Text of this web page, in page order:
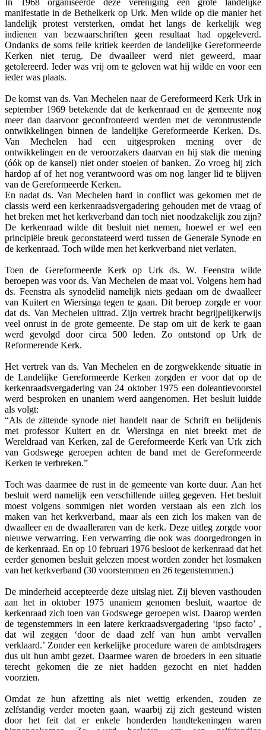
manifestatie in de Bethelkerk op Urk. Men wilde op die manier het
landelijk protest versterken, omdat het langs de kerkelijk weg
indienen van bezwaarschriften geen resultaat had opgeleverd.
Ondanks de soms felle kritiek keerden de landelijke Gereformeerde
Kerken niet terug. De dwaalleer werd niet geweerd, maar
getolereerd. Ieder was vrij om te geloven wat hij wilde en voor een
ieder was plaats.
De komst van ds. Van Mechelen naar de Gereformeerd Kerk Urk in
september 1969 betekende dat de kerkenraad en de gemeente nog
meer dan daarvoor geconfronteerd werden met de verontrustende
ontwikkelingen binnen de landelijke Gereformeerde Kerken. Ds.
Van Mechelen had een uitgesproken mening over de
ontwikkelingen en de veroorzakers daarvan en hij stak die mening
(óók op de kansel) niet onder stoelen of banken. Zo vroeg hij zich
hardop af of het nog verantwoord was om nog langer lid te blijven
van de Gereformeerde Kerken.
En nadat ds. Van Mechelen hard in conflict was gekomen met de
classis werd een kerkenraadsvergadering gehouden met de vraag of
het breken met het kerkverband dan toch niet noodzakelijk zou zijn?
De kerkenraad wilde dit besluit niet nemen, hoewel er wel een
principiële breuk geconstateerd werd tussen de Generale Synode en
de kerkenraad. Toch wilde men het kerkverband niet verlaten.
Toen de Gereformeerde Kerk op Urk ds. W. Feenstra wilde
beroepen was voor ds. Van Mechelen de maat vol. Volgens hem had
ds. Feenstra als synodelid namelijk niets gedaan om de dwaalleer
van Kuitert en Wiersinga tegen te gaan. Dit beroep zorgde er voor
dat ds. Van Mechelen uittrad. Zijn vertrek bracht begrijpelijkerwijs
veel onrust in de grote gemeente. De stap om uit de kerk te gaan
werd gevolgd door circa 500 leden. Zo ontstond op Urk de
Reformerende Kerk.
Het vertrek van ds. Van Mechelen en de zorgwekkende situatie in
de Landelijke Gereformeerde Kerken zorgden er voor dat op de
kerkenraadsvergadering van 24 oktober 1975 een doleantievoorstel
werd besproken en unaniem werd aangenomen. Het besluit luidde
als volgt:
“Als de zittende synode niet handelt naar de Schrift en belijdenis
met professor Kuitert en dr. Wiersinga en niet breekt met de
Wereldraad van Kerken, zal de Gereformeerde Kerk van Urk zich
van Godswege geroepen achten de band met de Gereformeerde
Kerken te verbreken.”
Toch was daarmee de rust in de gemeente van korte duur. Aan het
besluit werd namelijk een verschillende uitleg gegeven. Het besluit
moest volgens sommigen niet worden verstaan als een zich los
maken van het kerkverband, maar als een zich los maken van de
dwaalleer en de dwaalleraren van de kerk. Deze uitleg zorgde voor
nieuwe verwarring. Een verwarring die ook was doorgedrongen in
de kerkenraad. En op 10 februari 1976 besloot de kerkenraad dat het
eerder genomen besluit gelezen moest worden zonder het losmaken
van het kerkverband (30 voorstemmen en 26 tegenstemmen.)
De minderheid accepteerde deze uitslag niet. Zij bleven vasthouden
aan het in oktober 1975 unaniem genomen besluit, waartoe de
kerkenraad zich toen van Godswege geroepen wist. Daarop werden
de tegenstemmers in een latere kerkraadsvergadering ‘ipso facto’ ,
dat wil zeggen ‘door de daad zelf van hun ambt vervallen
verklaard.’ Zonder een kerkelijke procedure waren de ambtsdragers
dus uit hun ambt gezet. Daarmee waren de broeders in een situatie
terecht gekomen die ze niet hadden gezocht en niet hadden
voorzien.
Omdat ze hun afzetting als niet wettig erkenden, zouden ze
zelfstandig verder moeten gaan, waarbij zij zich gesteund wisten
door het feit dat er enkele honderden handtekeningen waren